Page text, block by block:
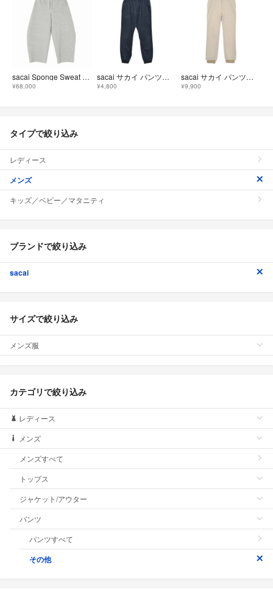
sacai Sponge Sweat Pants
¥68,000
sacai サカイ パンツ（その他） S 紺 【古着】【中古】【送料無料】
¥4,800
sacai サカイ パンツ（その他） M ベージュ 【古着】【中古】【送料無料】
¥9,900
タイプで絞り込み
レディース
メンズ
キッズ／ベビー／マタニティ
ブランドで絞り込み
sacai
サイズで絞り込み
メンズ服
カテゴリで絞り込み
レディース
メンズ
メンズすべて
トップス
ジャケット/アウター
パンツ
パンツすべて
その他